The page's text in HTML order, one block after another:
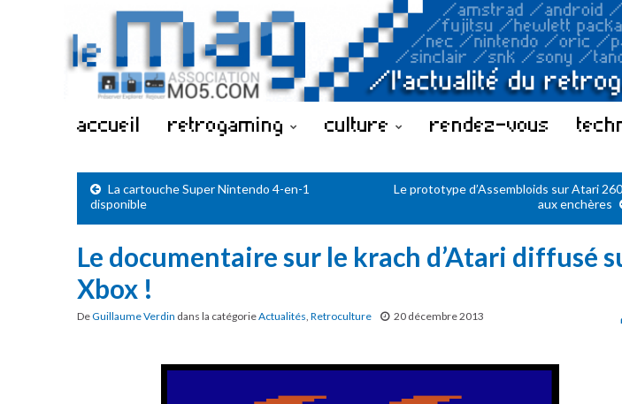
accueil retrogaming culture rendez-vous
La cartouche Super Nintendo 4-en-1
disponible
Le prototype d’Assembloids sur Atari
aux enchères
Le documentaire sur le krach d’Atari diffusé
Xbox !
DeGuillaume Verdin dans la catégorieActualités, Retroculture 20 décembre 2013